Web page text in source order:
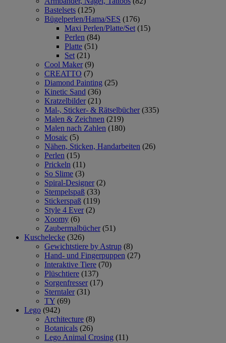
Bastelsets (125)
Bügelperlen/Hama/SES (176)
Maxi Perlen/Platte/Set (15)
Perlen (84)
Platte (51)
Set (21)
Cool Maker (9)
CREATTO (7)
Diamond Painting (25)
Kinetic Sand (36)
Kratzelbilder (21)
Mal-, Sticker- & Rätselbücher (335)
Malen & Zeichnen (219)
Malen nach Zahlen (180)
Mosaic (5)
Nähen, Sticken, Handarbeiten (26)
Perlen (15)
Prickeln (11)
So Slime (3)
Spiral-Designer (2)
Stempelspaß (33)
Stickerspaß (119)
Style 4 Ever (2)
Xoomy (6)
Zaubermalbücher (51)
Kuschelecke (326)
Gewichtstiere by Astrup (8)
Hand- und Fingerpuppen (27)
Interaktive Tiere (70)
Plüschtiere (137)
Sorgenfresser (17)
Sterntaler (31)
TY (69)
Lego (942)
Architecture (8)
Botanicals (26)
Lego Animal Crosing (11)